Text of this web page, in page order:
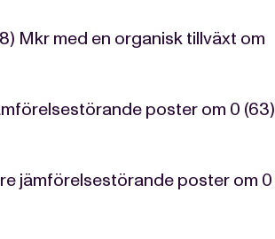
Mkr med en organisk tillväxt om
poster om 0 (63)
jämförelsestörande poster om 0